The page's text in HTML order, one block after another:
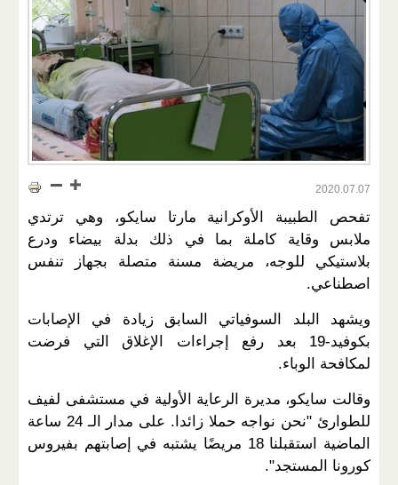
2020.07.07
تفحص الطبيبة الأوكرانية مارتا سايكو، وهي ترتدي
ملابس وقاية كاملة بما في ذلك بدلة بيضاء ودرع
بلاستيكي للوجه، مريضة مسنة متصلة بجهاز تنفس
اصطناعي.
ويشهد البلد السوفياتي السابق زيادة في الإصابات
بكوفيد-19 بعد رفع إجراءات الإغلاق التي فرضت
لمكافحة الوباء.
وقالت سايكو، مديرة الرعاية الأولية في مستشفى لفيف
للطوارئ "نحن نواجه حملا زائدا. على مدار الـ 24 ساعة
الماضية استقبلنا 18 مريضًا يشتبه في إصابتهم بفيروس
كورونا المستجد".